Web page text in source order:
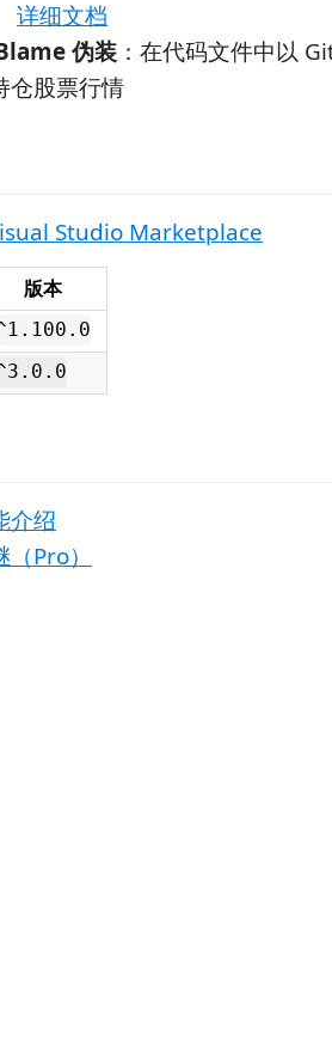
详细文档
伪装 ：在代码文件中以
仓股票行情
Studio Marketplace
版本
介绍
Pro）